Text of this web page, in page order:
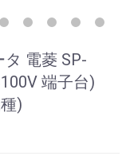
タ 電菱 SP-
端子台)
)